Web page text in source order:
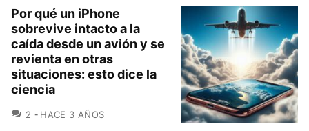
Por qué un iPhone
sobrevive intacto a la
caída desde un avión y se
revienta en otras
situaciones: esto dice la
ciencia
2 COMENTARIOS
HACE 3 AÑOS